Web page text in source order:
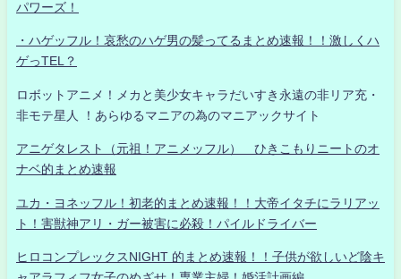
パワーズ！
・ハゲッフル！哀愁のハゲ男の髪ってるまとめ速報！！激しくハ
ゲっTEL？
ロボットアニメ！メカと美少女キャラだいすき永遠の非リア充・
非モテ星人 ！あらゆるマニアの為のマニアックサイト
アニゲタレスト（元祖！アニメッフル） ひきこもりニートのオ
ナベ的まとめ速報
ユカ・ヨネッフル！初老的まとめ速報！！大帝イタチにラリアッ
ト！害獣神アリ・ガー被害に必殺！パイルドライバー
ヒロコンプレックスNIGHT 的まとめ速報！！子供が欲しいど陰キ